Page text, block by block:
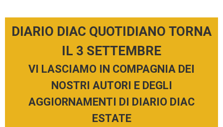
DIARIO DIAC QUOTIDIANO TORNA
IL 3 SETTEMBRE
VI LASCIAMO IN COMPAGNIA DEI
NOSTRI AUTORI E DEGLI
AGGIORNAMENTI DI DIARIO DIAC
ESTATE